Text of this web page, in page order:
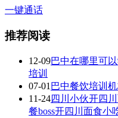
一键通话
推荐阅读
12-09巴中在哪里可
培训
07-01 巴中餐饮培训
11-24四川小伙开四
餐boss开四川面食小